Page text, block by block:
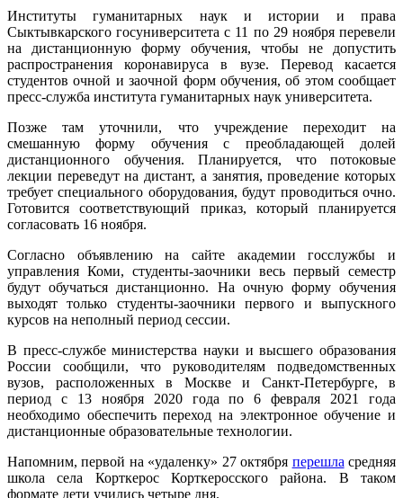
Институты гуманитарных наук и истории и права
Сыктывкарского госуниверситета с 11 по 29 ноября перевели
на дистанционную форму обучения, чтобы не допустить
распространения коронавируса в вузе. Перевод касается
студентов очной и заочной форм обучения, об этом сообщает
пресс-служба института гуманитарных наук университета.
Позже там уточнили, что учреждение переходит на
смешанную форму обучения с преобладающей долей
дистанционного обучения. Планируется, что потоковые
лекции переведут на дистант, а занятия, проведение которых
требует специального оборудования, будут проводиться очно.
Готовится соответствующий приказ, который планируется
согласовать 16 ноября.
Согласно объявлению на сайте академии госслужбы и
управления Коми, студенты-заочники весь первый семестр
будут обучаться дистанционно. На очную форму обучения
выходят только студенты-заочники первого и выпускного
курсов на неполный период сессии.
В пресс-службе министерства науки и высшего образования
России сообщили, что руководителям подведомственных
вузов, расположенных в Москве и Санкт-Петербурге, в
период с 13 ноября 2020 года по 6 февраля 2021 года
необходимо обеспечить переход на электронное обучение и
дистанционные образовательные технологии.
Напомним, первой на «удаленку» 27 октября перешла средняя
школа села Корткерос Корткеросского района. В таком
формате дети учились четыре дня.